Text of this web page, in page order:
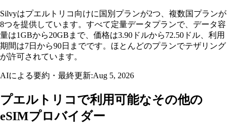
Silvyはプエルトリコ向けに国別プランが2つ、複数国プランが
8つを提供しています。すべて定量データプランで、データ容
量は1GBから20GBまで、価格は3.90ドルから72.50ドル、利用
期間は7日から90日までです。ほとんどのプランでテザリング
が許可されています。
AIによる要約・最終更新:Aug 5, 2026
プエルトリコで利用可能なその他の
eSIMプロバイダー